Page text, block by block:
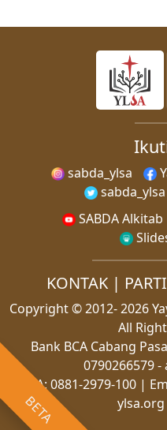
BETA
sabda_ylsa
sabda_ylsa
SABDA Alkitab
KONTAK|
Copyright© 2012-2026
All
Bank BCA Cabang
0790266579 -
WA: 0881-2979-100|
ylsa.org